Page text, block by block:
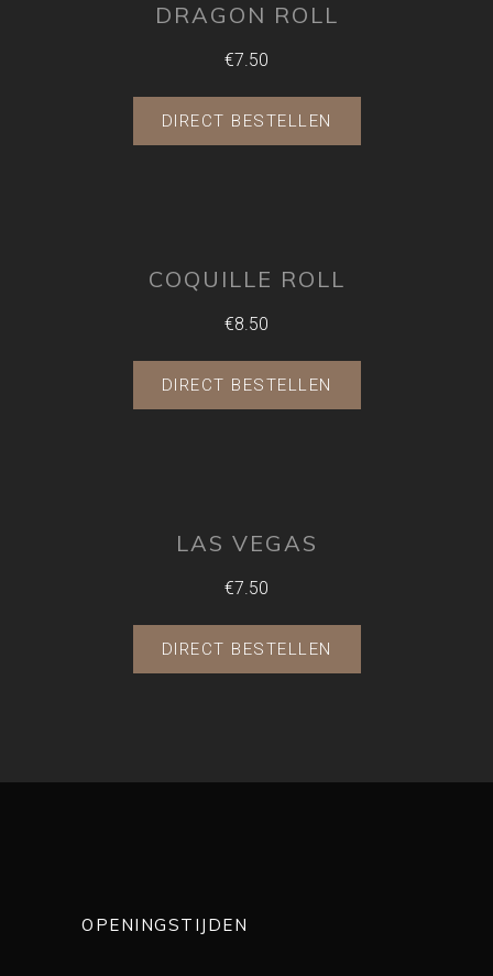
DRAGON ROLL
€7.50
DIRECT BESTELLEN
COQUILLE ROLL
€8.50
DIRECT BESTELLEN
LAS VEGAS
€7.50
DIRECT BESTELLEN
OPENINGSTIJDEN